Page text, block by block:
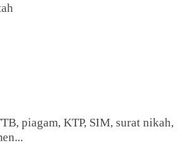
piagam, KTP, SIM, surat nikah,